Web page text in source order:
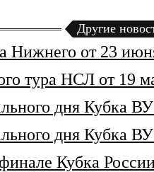
Другие
Нижнего от 23
тура НСЛ от 19
дня Кубка
дня Кубка
Кубка